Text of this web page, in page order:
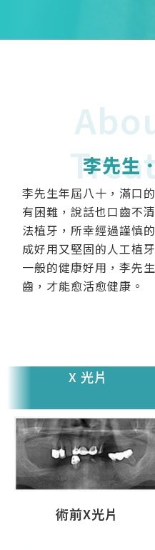
李先生
李先生年屆八十，滿口
有困難，說話也口齒不
法植牙，所幸經過謹慎
成好用又堅固的人工植
一般的健康好用，李先
齒，才能愈活愈健康。
X 光片
術前X光片